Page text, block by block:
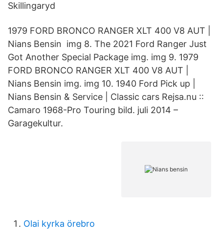
Skillingaryd
1979 FORD BRONCO RANGER XLT 400 V8 AUT |
Nians Bensin img 8. The 2021 Ford Ranger Just
Got Another Special Package img. img 9. 1979
FORD BRONCO RANGER XLT 400 V8 AUT |
Nians Bensin img. img 10. 1940 Ford Pick up |
Nians Bensin & Service | Classic cars Rejsa.nu ::
Camaro 1968-Pro Touring bild. juli 2014 –
Garagekultur.
Olai kyrka örebro